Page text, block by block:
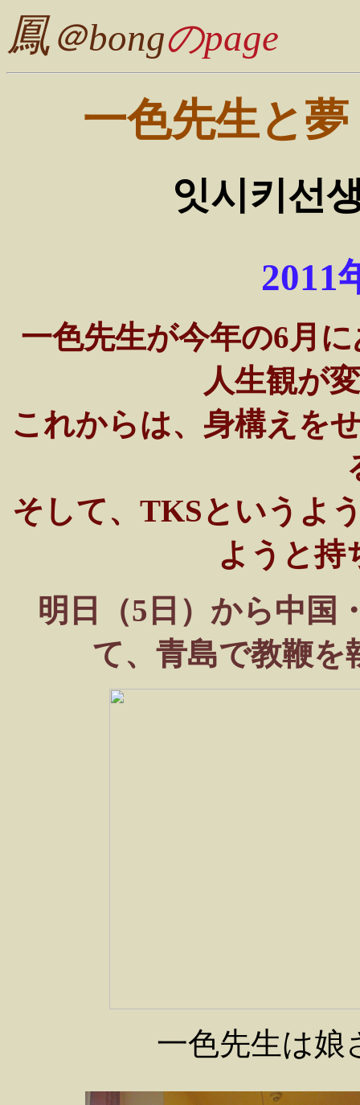
鳳＠bongのpage
一色先生と
잇시키선
2011
一色先生が今年の6月
人生観が
これからは、身構えを
そして、TKSというよ
ようと持
明日（5日）から中国
て、青島で教鞭を
一色先生は娘